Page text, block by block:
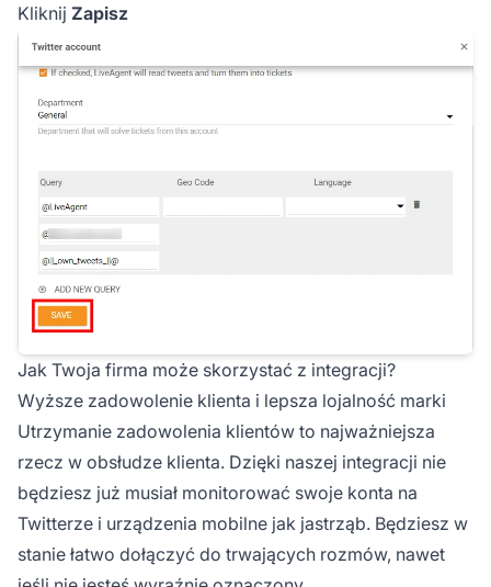
Kliknij Zapisz
Jak Twoja firma może skorzystać z integracji?
Wyższe zadowolenie klienta i lepsza lojalność marki
Utrzymanie zadowolenia klientów to najważniejsza
rzecz w obsłudze klienta. Dzięki naszej integracji nie
będziesz już musiał monitorować swoje konta na
Twitterze i urządzenia mobilne jak jastrząb. Będziesz w
stanie łatwo dołączyć do trwających rozmów, nawet